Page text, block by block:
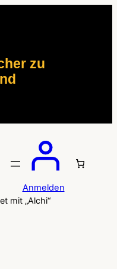
zu
Anmelden
mit „Alchi“